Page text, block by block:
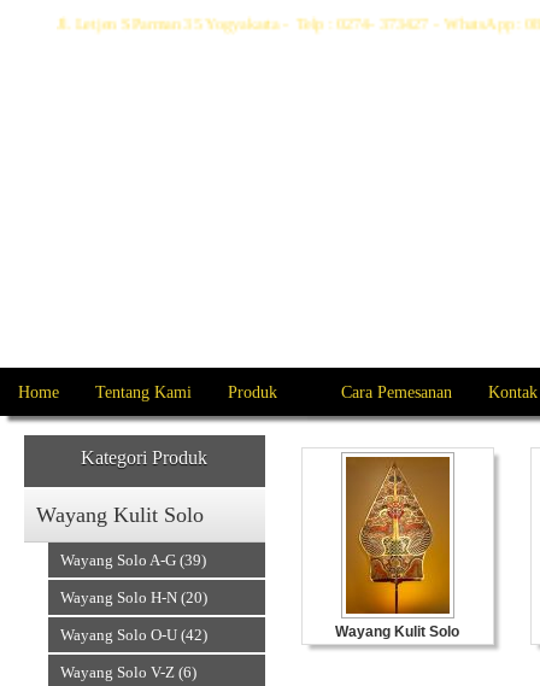
Jl. Letjen S Parman 35 Yogyakarta - Telp : 0274- 373427 - WhatsApp :
Home Tentang Kami Produk Cara Pemesanan
Kategori Produk
Wayang Kulit Solo
Wayang Solo A-G (39)
Wayang Solo H-N (20)
Wayang Solo O-U (42)
Wayang Solo V-Z (6)
Wayang Kulit Solo